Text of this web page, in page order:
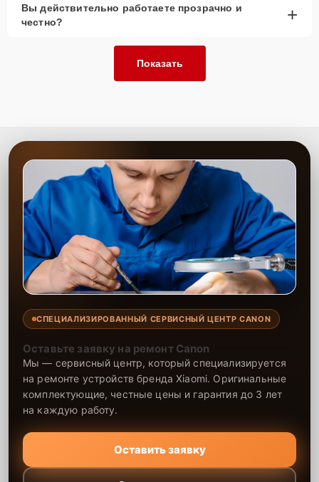
Вы действительно работаете прозрачно и
честно?
+
Показать
СПЕЦИАЛИЗИРОВАННЫЙ СЕРВИСНЫЙ ЦЕНТР CANON
Оставьте заявку на ремонт Canon
Мы — сервисный центр, который специализируется
на ремонте устройств бренда Xiaomi. Оригинальные
комплектующие, честные цены и гарантия до 3 лет
на каждую работу.
Оставить заявку